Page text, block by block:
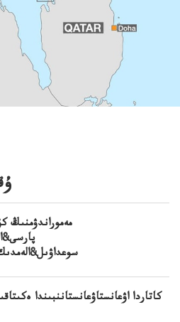
مەموراندۋمنىڭ
كاتاردا اۋعانستاۋعانستاننبىندا